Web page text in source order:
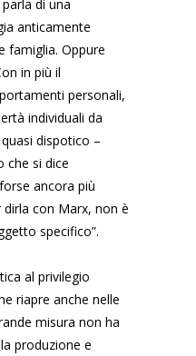
di una
anticamente
famiglia. Oppure
in più il
personali,
individuali da
dispotico –
che si dice
ancora più
con Marx, non è
specifico”.
al privilegio
riapre anche nelle
misura non ha
produzione e